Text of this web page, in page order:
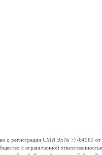
регистрации СМИ Эл № 77-64961
с ограниченной